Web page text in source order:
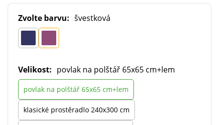
Zvolte barvu: švestková
Velikost: povlak na polštář 65x65 cm+lem
povlak na polštář 65x65 cm+lem
klasické prostěradlo 240x300 cm